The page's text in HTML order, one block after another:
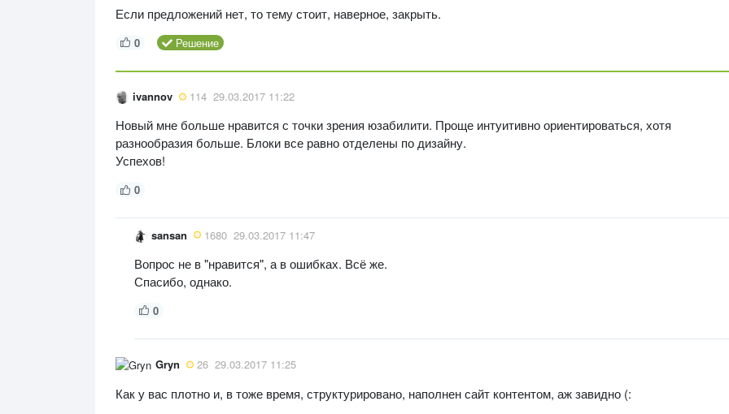
Если предложений нет, то тему стоит, наверное, закрыть.
0 Решение
ivannov 114 29.03.2017 11:22
Новый мне больше нравится с точки зрения юзабилити. Проще интуитивно ориентироваться, хотя
разнообразия больше. Блоки все равно отделены по дизайну.
Успехов!
0
sansan 1680 29.03.2017 11:47
Вопрос не в "нравится", а в ошибках. Всё же.
Спасибо, однако.
0
Gryn 26 29.03.2017 11:25
Как у вас плотно и, в тоже время, структурировано, наполнен сайт контентом, аж завидно (: